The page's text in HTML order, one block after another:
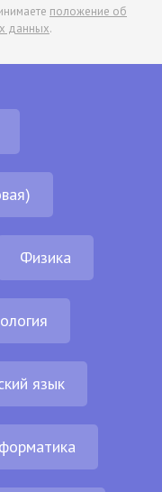
положение об
данных.
Физика
язык